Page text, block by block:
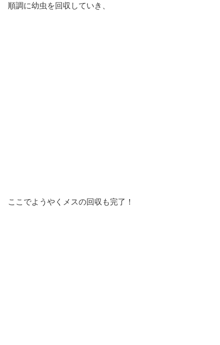
順調に幼虫を回収していき、
ここでようやくメスの回収も完了！